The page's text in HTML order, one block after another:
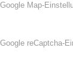
Google Map-
Google reCaptcha-